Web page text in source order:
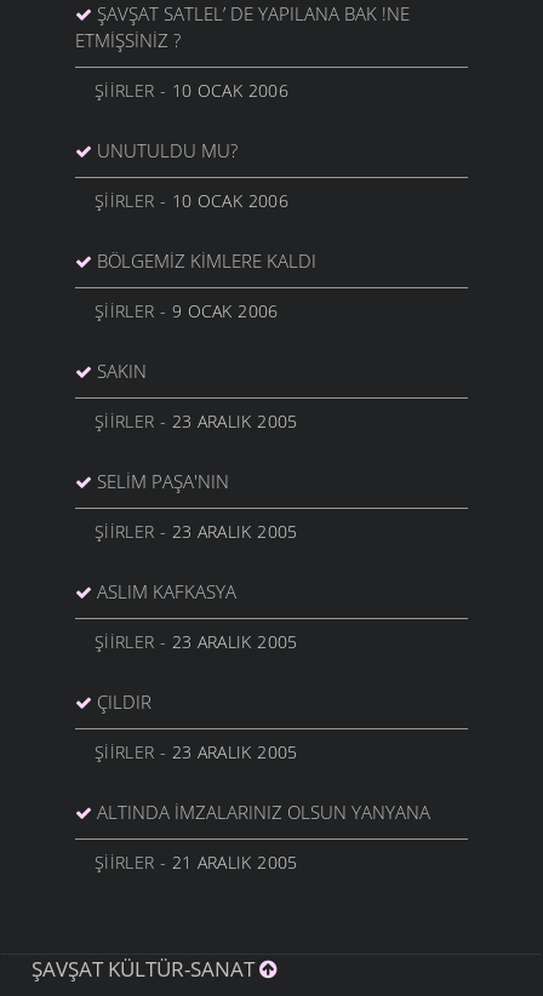
ŞAVŞAT SATLEL’ DE YAPILANA BAK !NE
ETMİŞSİNİZ ?
ŞIIRLER - 10 OCAK 2006
UNUTULDU MU?
ŞIIRLER - 10 OCAK 2006
BÖLGEMIZ KIMLERE KALDI
ŞIIRLER - 9 OCAK 2006
SAKIN
ŞIIRLER - 23 ARALIK 2005
SELIM PAŞA'NIN
ŞIIRLER - 23 ARALIK 2005
ASLIM KAFKASYA
ŞIIRLER - 23 ARALIK 2005
ÇILDIR
ŞIIRLER - 23 ARALIK 2005
ALTINDA İMZALARINIZ OLSUN YANYANA
ŞIIRLER - 21 ARALIK 2005
ŞAVŞAT KÜLTÜR-SANAT